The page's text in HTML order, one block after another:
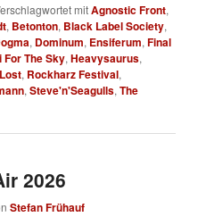
mitAgnostic Front,
, Betonton, Black Label Society,
, Dominum, Ensiferum,Final
The Sky,Heavysaurus,
, Rockharz Festival,
,Steve'n'Seagulls,The
2026
Stefan Frühauf